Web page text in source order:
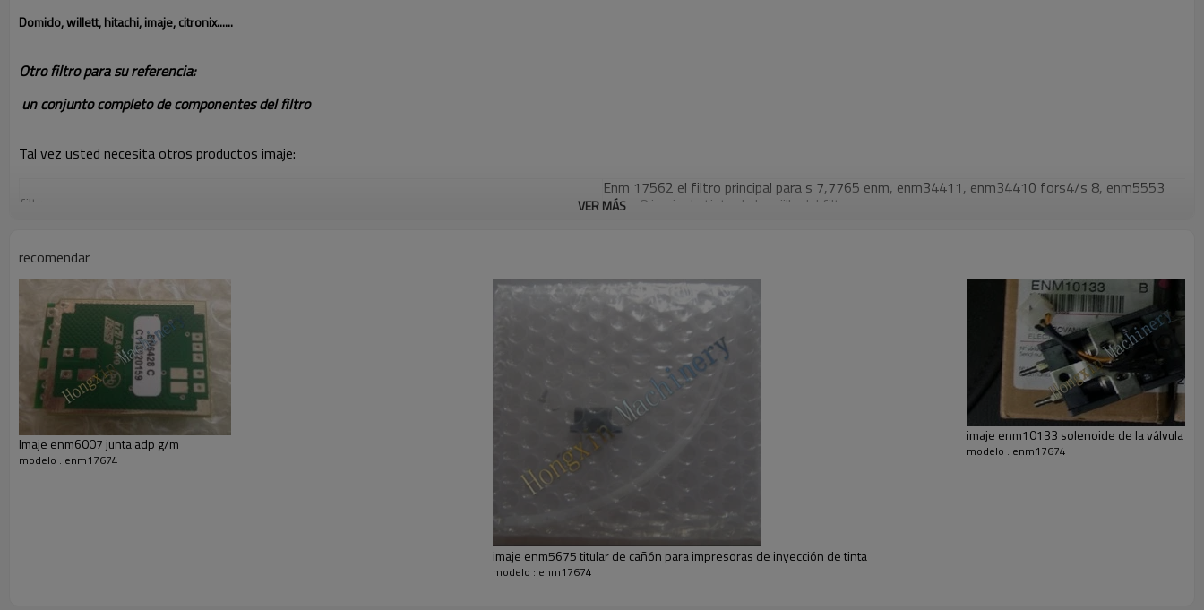
Domido, willett, hitachi, imaje, citronix......
Otro filtro para su referencia:
un conjunto completo de componentes del filtro
Tal vez usted necesita otros productos imaje:
filtro
Enm 17562 el filtro principal para s 7,7765 enm, enm34411, enm34410 fors4/s 8, enm5553
para s8 imaje de tinta de la rejilla del filtro
& de tinta solvente
Imaje 9154 0.8l, imaje s4 5157,5191 imaje, s7 9155e
8158,9550e, 8551,5160,5139,5553,5532,2142
VER MÁS
recomendar
Imaje enm6007 junta adp g/m
modelo : enm17674
imaje enm5675 titular de cañón para impresoras de inyección de tinta
modelo : enm17674
imaje enm10133 solenoide de la válvula
modelo : enm17674